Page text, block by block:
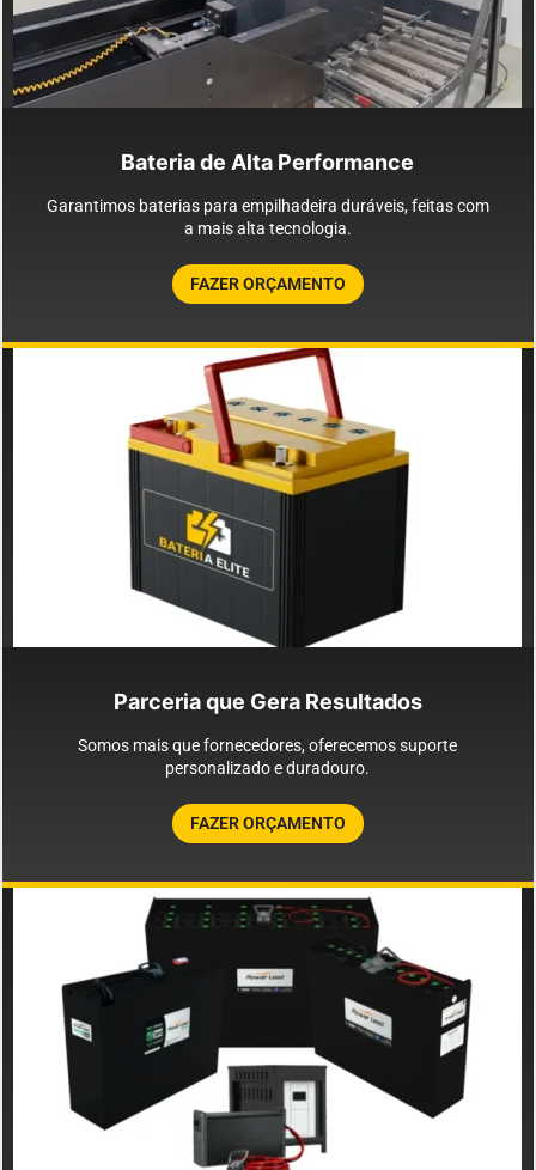
Bateria de Alta Performance
Garantimos baterias para empilhadeira duráveis, feitas com
a mais alta tecnologia.
FAZER ORÇAMENTO
Parceria que Gera Resultados
Somos mais que fornecedores, oferecemos suporte
personalizado e duradouro.
FAZER ORÇAMENTO